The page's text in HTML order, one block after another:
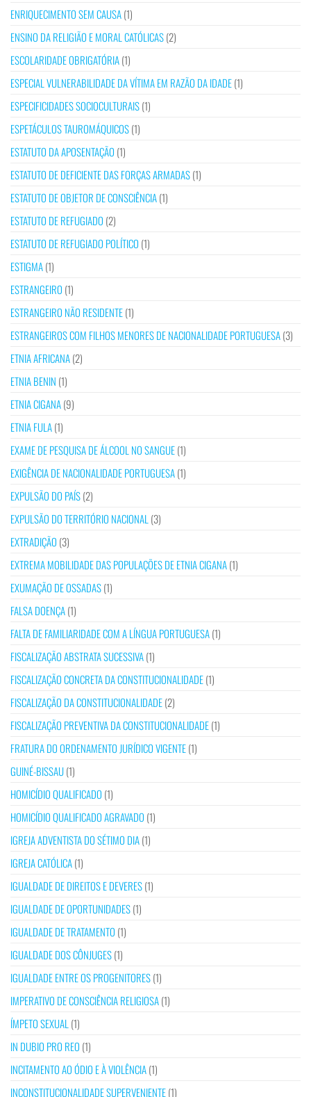
ENRIQUECIMENTO SEM CAUSA(1)
ENSINO DA RELIGIÃO E MORAL CATÓLICAS(2)
ESCOLARIDADE OBRIGATÓRIA(1)
ESPECIAL VULNERABILIDADE DA VÍTIMA EM RAZÃO DA IDADE(1)
ESPECIFICIDADES SOCIOCULTURAIS(1)
ESPETÁCULOS TAUROMÁQUICOS(1)
ESTATUTO DA APOSENTAÇÃO (1)
ESTATUTO DE DEFICIENTE DAS FORÇAS ARMADAS(1)
ESTATUTO DE OBJETOR DE CONSCIÊNCIA(1)
ESTATUTO DE REFUGIADO (2)
ESTATUTO DE REFUGIADO POLÍTICO (1)
ESTIGMA(1)
ESTRANGEIRO (1)
ESTRANGEIRO NÃO RESIDENTE(1)
ESTRANGEIROS COM FILHOS MENORES DE NACIONALIDADE PORTUGUESA(3)
ETNIA AFRICANA(2)
ETNIA BENIN (1)
ETNIA CIGANA(9)
ETNIA FULA(1)
EXAME DE PESQUISA DE ÁLCOOL NO SANGUE(1)
EXIGÊNCIA DE NACIONALIDADE PORTUGUESA(1)
EXPULSÃO DO PAÍS(2)
EXPULSÃO DO TERRITÓRIO NACIONAL (3)
EXTRADIÇÃO (3)
EXTREMA MOBILIDADE DAS POPULAÇÕES DE ETNIA CIGANA(1)
EXUMAÇÃO DE OSSADAS(1)
FALSA DOENÇA(1)
FALTA DE FAMILIARIDADE COM A LÍNGUA PORTUGUESA(1)
FISCALIZAÇÃO ABSTRATA SUCESSIVA(1)
FISCALIZAÇÃO CONCRETA DA CONSTITUCIONALIDADE(1)
FISCALIZAÇÃO DA CONSTITUCIONALIDADE(2)
FISCALIZAÇÃO PREVENTIVA DA CONSTITUCIONALIDADE(1)
FRATURA DO ORDENAMENTO JURÍDICO VIGENTE(1)
GUINÉ-BISSAU(1)
HOMICÍDIO QUALIFICADO (1)
HOMICÍDIO QUALIFICADO AGRAVADO (1)
IGREJA ADVENTISTA DO SÉTIMO DIA(1)
IGREJA CATÓLICA(1)
IGUALDADE DE DIREITOS E DEVERES(1)
IGUALDADE DE OPORTUNIDADES(1)
IGUALDADE DE TRATAMENTO (1)
IGUALDADE DOS CÔNJUGES(1)
IGUALDADE ENTRE OS PROGENITORES(1)
IMPERATIVO DE CONSCIÊNCIA RELIGIOSA(1)
ÍMPETO SEXUAL (1)
IN DUBIO PRO REO (1)
INCITAMENTO AO ÓDIO E À VIOLÊNCIA(1)
INCONSTITUCIONALIDADE SUPERVENIENTE(1)